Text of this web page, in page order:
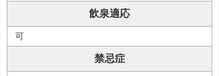
飲泉適応
可
禁忌症